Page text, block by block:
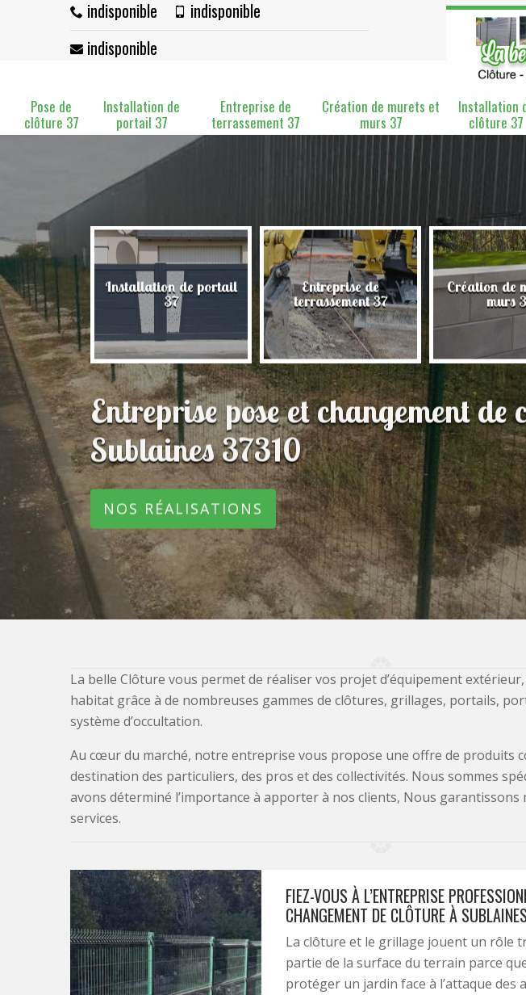
indisponible
indisponible
indisponible
Pose de
clôture 37
Installation de
portail 37
Entreprise de
terrassement 37
Création de murets et
murs 37
Installation
clôture 37
37 Installation de portail
37
Entreprise de
terrassement 37
Création de
murs
Entreprise pose et changement de
Sublaines 37310
NOS RÉALISATIONS
La belle Clôture vous permet de réaliser vos projet d’équipement
habitat grâce à de nombreuses gammes de clôtures, grillages, portails,
système d’occultation.
Au cœur du marché, notre entreprise vous propose une offre de produits
destination des particuliers, des pros et des collectivités. Nous sommes
avons déterminé l’importance à apporter à nos clients, Nous
services.
FIEZ-VOUS À L’ENTREPRISE
CHANGEMENT DE CLÔTURE À SUBLAINES
La clôture et le grillage jouent un rôle
partie de la surface du terrain parce
protéger un jardin face à l’attaque des